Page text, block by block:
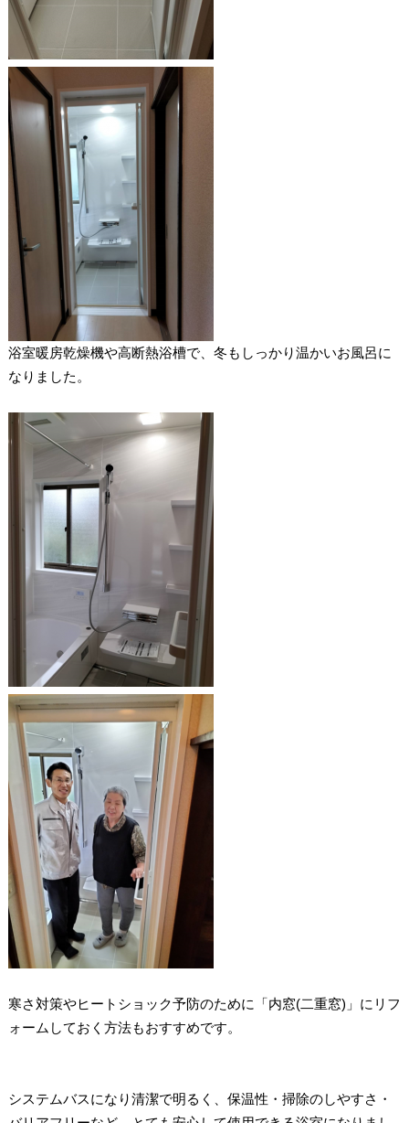
浴室暖房乾燥機や高断熱浴槽で、冬もしっかり温かいお風呂に
なりました。
寒さ対策やヒートショック予防のために「内窓(二重窓)」にリフ
ォームしておく方法もおすすめです。
システムバスになり清潔で明るく、保温性・掃除のしやすさ・